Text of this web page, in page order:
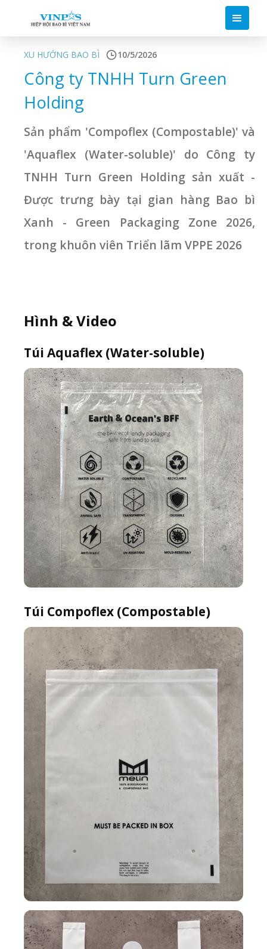
XU HƯỚNG BAO BÌ 10/5/2026
Công ty TNHH Turn Green
Holding
Sản phẩm 'Compoflex (Compostable)' và
'Aquaflex (Water-soluble)' do Công ty
TNHH Turn Green Holding sản xuất -
Được trưng bày tại gian hàng Bao bì
Xanh - Green Packaging Zone 2026,
trong khuôn viên Triển lãm VPPE 2026
Hình & Video
Túi Aquaflex (Water-soluble)
Túi Compoflex (Compostable)